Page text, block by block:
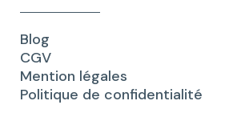
Blog
CGV
Mention légales
Politique de confidentialité